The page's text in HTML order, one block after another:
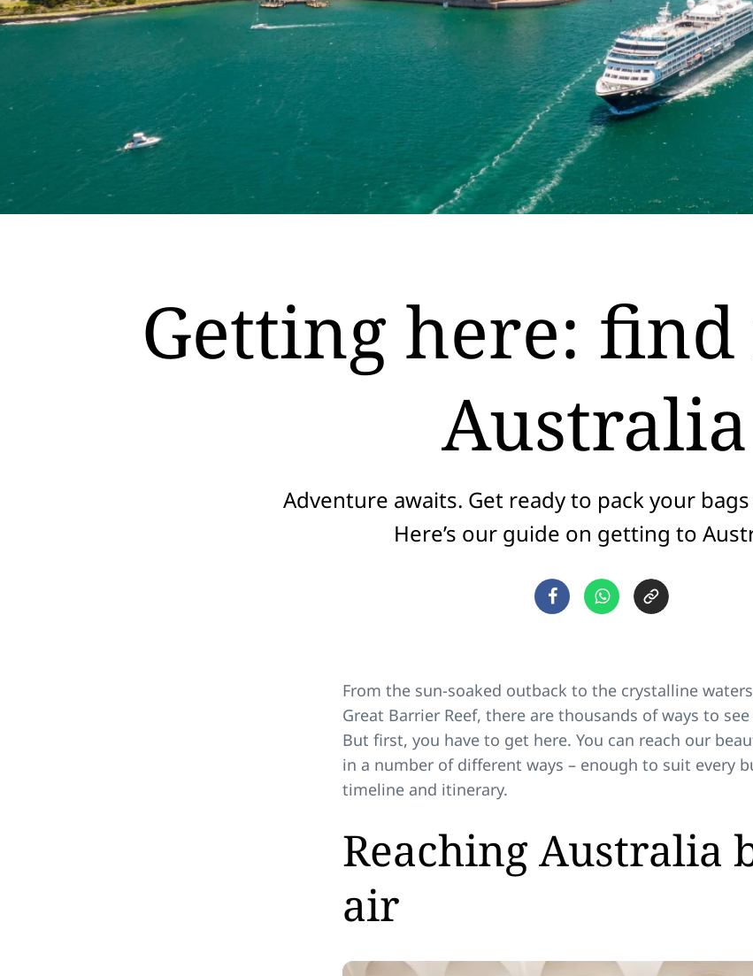
Getting here:
Australia
Adventure awaits. Get ready to pack your
Here’s our guide on getting to
From the sun-soaked outback to the crystalline
Great Barrier Reef, there are thousands of ways to
But first, you have to get here. You can reach our
in a number of different ways – enough to suit every
timeline and itinerary.
Reaching Australia
air